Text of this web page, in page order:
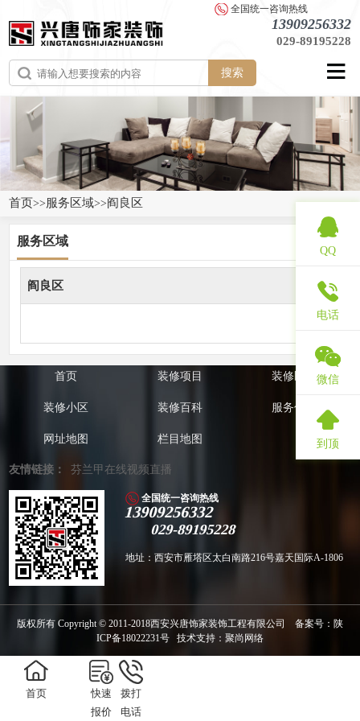
全国统一咨询热线
13909256332
029-89195228
搜索
首页>>服务区域>>阎良区
服务区域
阎良区
首页 装修项目 装修区域
装修小区 装修百科 服务优化
网址地图 栏目地图
友情链接： 芬兰甲在线视频直播
全国统一咨询热线
13909256332
029-89195228
地址：西安市雁塔区太白南路216号嘉天国际A-1806
版权所有 Copyright ©️ 2011-2018西安兴唐饰家装饰工程有限公司 备案号： 陕
ICP备18022231号 技术支持： 聚尚网络
首页
快速
报价
拨打
电话
QQ
电话
微信
到顶